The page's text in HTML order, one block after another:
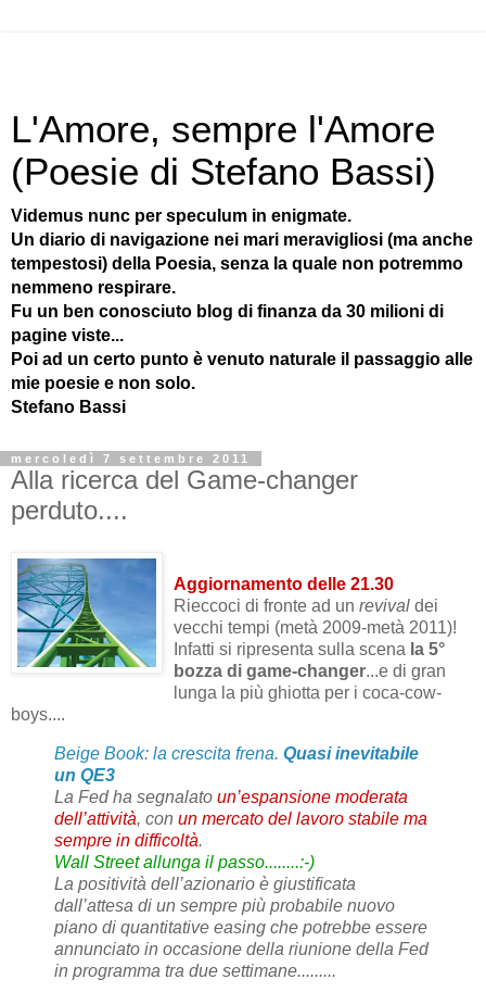
L'Amore, sempre l'Amore
(Poesie di Stefano Bassi)
Videmus nunc per speculum in enigmate.
Un diario di navigazione nei mari meravigliosi (ma anche
tempestosi) della Poesia, senza la quale non potremmo
nemmeno respirare.
Fu un ben conosciuto blog di finanza da 30 milioni di
pagine viste...
Poi ad un certo punto è venuto naturale il passaggio alle
mie poesie e non solo.
Stefano Bassi
mercoledì 7 settembre 2011
Alla ricerca del Game-changer
perduto....
Aggiornamento delle 21.30
Rieccoci di fronte ad un revival dei
vecchi tempi (metà 2009-metà 2011)!
Infatti si ripresenta sulla scena la 5°
bozza di game-changer...e di gran
lunga la più ghiotta per i coca-cow-
boys....
Beige Book: la crescita frena. Quasi inevitabile
un QE3
La Fed ha segnalato un’espansione moderata
dell’attività, con un mercato del lavoro stabile ma
sempre in difficoltà.
Wall Street allunga il passo........:-)
La positività dell’azionario è giustificata
dall’attesa di un sempre più probabile nuovo
piano di quantitative easing che potrebbe essere
annunciato in occasione della riunione della Fed
in programma tra due settimane.........